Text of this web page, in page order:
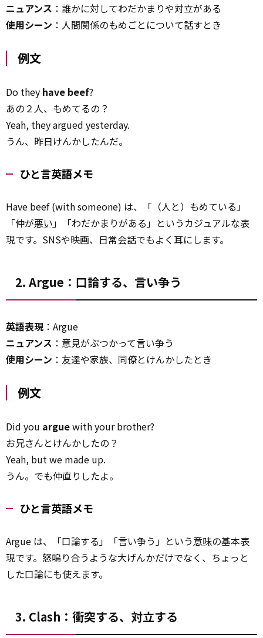
ニュアンス ：誰かに対してわだかまりや対立がある
使用シーン ：人間関係のもめごとについて話すとき
例文
Do they have beef?
あの２人、もめてるの？
Yeah, they argued yesterday.
うん、昨日けんかしたんだ。
ひと言英語メモ
Have beef (with someone) は、「（人と）もめている」
「仲が悪い 」「わだかまりがある」というカジュアルな表
現です。SNSや映画、日常会話でもよく耳にします。
2. Argue：口論する、言い争う
英語表現 ：Argue
ニュアンス ：意見がぶつかって言い争う
使用シーン ：友達や家族、同僚とけんかしたとき
例文
Did you arguewith your brother?
お兄さんとけんかしたの？
Yeah, but we made up.
うん。でも仲直りしたよ。
ひと言英語メモ
Argue は、「口論する」「言い争う」という意味の基本表
現です。怒鳴り合うような大げんかだけでなく、ちょっと
した口論にも使えます。
3. Clash：衝突する、対立する